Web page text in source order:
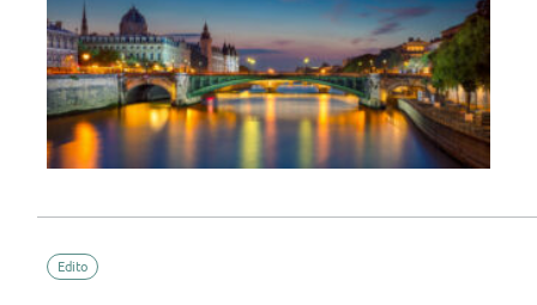
Edito